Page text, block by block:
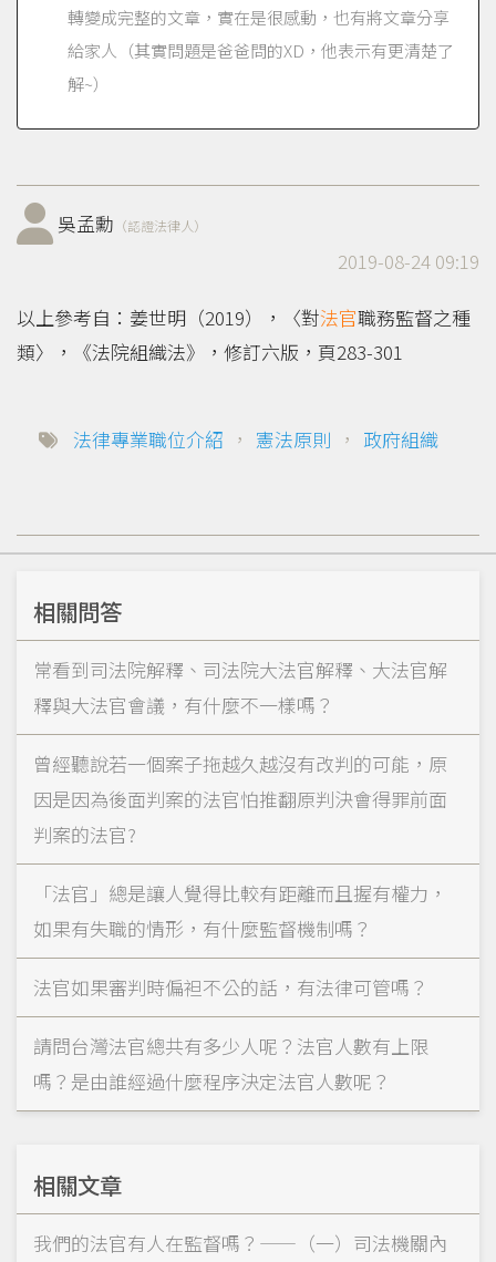
轉變成完整的文章，實在是很感動，也有將文章分享
給家人（其實問題是爸爸問的XD，他表示有更清楚了
解~）
吳孟勳 （認證法律人）
2019-08-24 09:19
以上參考自：姜世明（2019），〈對法官職務監督之種
類〉，《法院組織法》，修訂六版，頁283-301
法律專業職位介紹 ， 憲法原則 ， 政府組織
相關問答
常看到司法院解釋、司法院大法官解釋、大法官解
釋與大法官會議，有什麼不一樣嗎？
曾經聽說若一個案子拖越久越沒有改判的可能，原
因是因為後面判案的法官怕推翻原判決會得罪前面
判案的法官?
「法官」總是讓人覺得比較有距離而且握有權力，
如果有失職的情形，有什麼監督機制嗎？
法官如果審判時偏袒不公的話，有法律可管嗎？
請問台灣法官總共有多少人呢？法官人數有上限
嗎？是由誰經過什麼程序決定法官人數呢？
相關文章
我們的法官有人在監督嗎？——（一）司法機關內